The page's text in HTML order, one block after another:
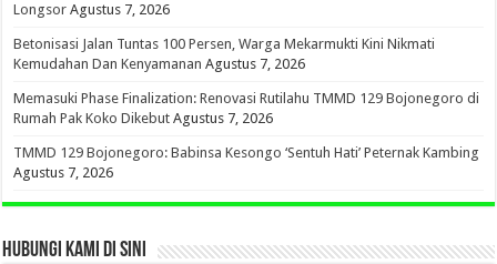
Longsor Agustus 7, 2026
Betonisasi Jalan Tuntas 100 Persen, Warga Mekarmukti Kini Nikmati
Kemudahan Dan Kenyamanan Agustus 7, 2026
Memasuki Phase Finalization: Renovasi Rutilahu TMMD 129 Bojonegoro di
Rumah Pak Koko Dikebut Agustus 7, 2026
TMMD 129 Bojonegoro: Babinsa Kesongo ‘Sentuh Hati’ Peternak Kambing
Agustus 7, 2026
HUBUNGI KAMI DI SINI